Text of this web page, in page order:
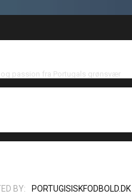
og passion fra Portugals grønsvær
BY: PORTUGISISKFODBOLD.DK